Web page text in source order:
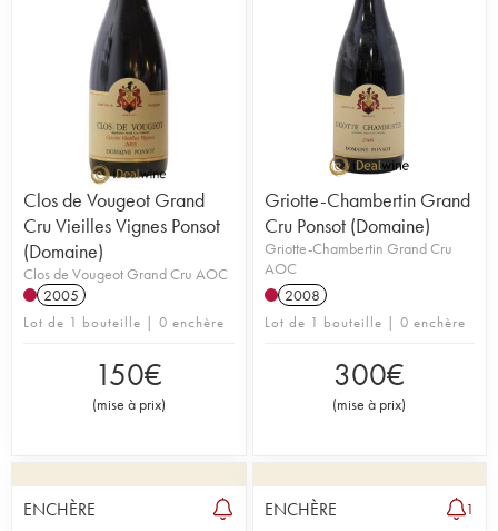
Clos de Vougeot Grand
Cru Vieilles Vignes Ponsot
(Domaine)
Clos de Vougeot Grand Cru AOC
2005
Lot de 1 bouteille | 0 enchère
150€
(mise à prix)
Griotte-Chambertin Grand
Cru Ponsot (Domaine)
Griotte-Chambertin Grand Cru
AOC
2008
Lot de 1 bouteille | 0 enchère
300€
(mise à prix)
ENCHÈRE ENCHÈRE 1